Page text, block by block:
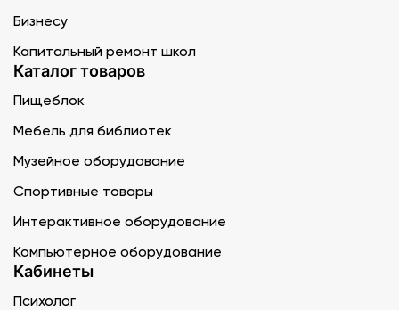
Бизнесу
Капитальный ремонт школ
Каталог товаров
Пищеблок
Мебель для библиотек
Музейное оборудование
Спортивные товары
Интерактивное оборудование
Компьютерное оборудование
Кабинеты
Психолог